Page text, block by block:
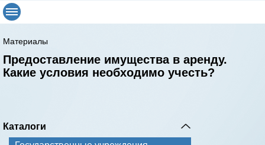
Материалы
Предоставление имущества в аренду.
Какие условия необходимо учесть?
Каталоги